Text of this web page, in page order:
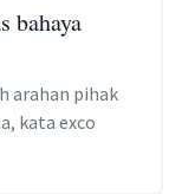
bahaya
arahan pihak
kata exco